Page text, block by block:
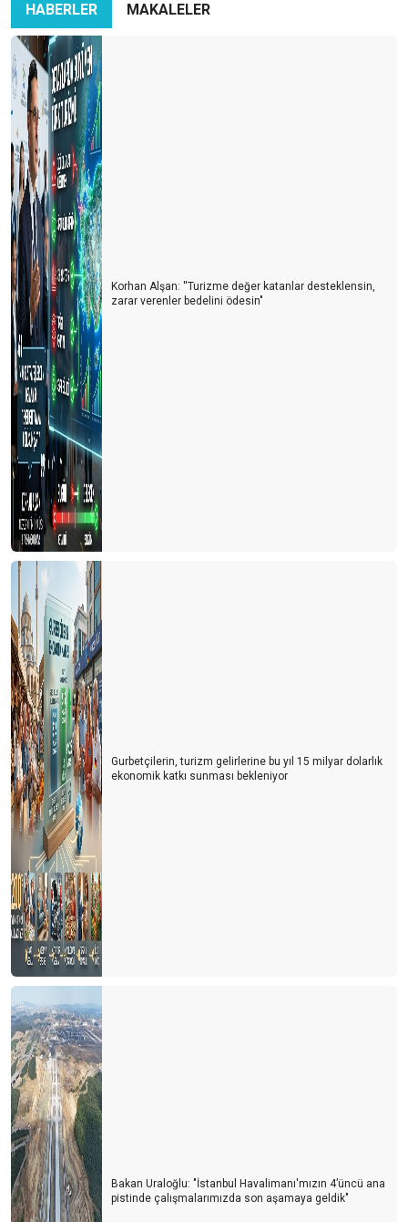
TURİZM SEFERBERLİĞİ
2024 YAZ SEZONUNA ÇEYREK KALA
TURİZM VE YENİ YILDA BEKLENTİLER
ÇOK ESKİ SORUN, BİZİM YEPYENİ SORUNUMUZ...
KIZIM SANA SÖYLÜYORUM, GELİNİM SEN ANLA !..
TURİZMDE YURTTAN SESLER VUVUZELA KOROSU
KENDİ VATANDAŞINI ÇOK ‘’SEV’’ER
VİZE – VİZE, SAKIN GELME BİZE
ALL INCLUSIVE İLE AYAKTA KALABiLEN TESİSLERİN TANRI
YARDIMCISI OLSUN
Deprem... Geçmiş olsun
Şirdenden sallarken Kirkbayir, börkenek ve işkembe’nin durumu
Herşeye ne dahil ?..
Seyahat ve turizm için ''Turistmetre''
NEYE GÖRE ve KİME GÖRE ?..
TURİZME YATIRIMDAN KORKMAYIN
TURİZMİ YAZABİLSEK...
DELTA–MU–OMICRON–ALFA–BRAVO–CHARLIE TURİZM
YERİNE DURİZM
Bize alternatif destinasyonlar
AFGANİSTAN’DAN TUR OPERASYONU
TURİZMDE DEĞERLER, DİĞERLER, MEĞERLER ve KEŞKELER
2021 YAZ TURİZMİ
Turizm ihmal ediliyor
AŞI PASAPORTLU TURİSTLER
UYANALIM, SİLKİNELİM ve HAZIR OLALIM…
ÇEKİRGE BİR ZIPLAR – İKİ ZIPLAR
KORONADAN ÖNCE BAŞLAYAN EĞİLİM
Goodbye 2020 derken,
Eğlence-dinlence-keyif için seyahat mecburiyetin yok...
kimsenin de sana gelmeye mecburiyeti yok...
Yeniden turizmci olmaya çalışıyoruz
Korona Sürecinde iki tür turizmci oluştu
All Isolative
Koronayla yatıp, koronayla kalkıyoruz
2020 COVID-19 salgını ve alınacak önlemler
HABERLER MAKALELER
Korhan Alşan: ''Turizme değer katanlar desteklensin,
zarar verenler bedelini ödesin"
Gurbetçilerin, turizm gelirlerine bu yıl 15 milyar dolarlık
ekonomik katkı sunması bekleniyor
Bakan Uraloğlu: "İstanbul Havalimanı'mızın 4’üncü ana
pistinde çalışmalarımızda son aşamaya geldik"